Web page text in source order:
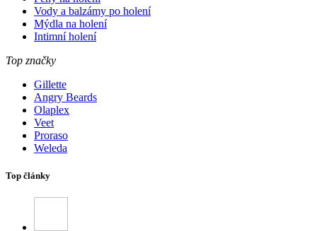
Vody a balzámy po holení
Mýdla na holení
Intimní holení
Top značky
Gillette
Angry Beards
Olaplex
Veet
Proraso
Weleda
Top články